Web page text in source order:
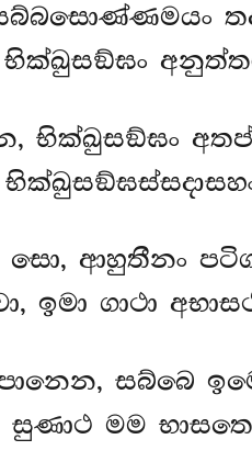
භික්ඛුසඞ්ඝං
සො, ආහුතීනං
ඉමා ගාථා
සබ්බෙ
සුණාථ මම